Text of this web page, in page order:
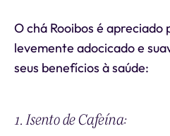
O chá Rooibos é apreciado
levemente adocicado e
seus benefícios à saúde:
1. Isento de Cafeína: